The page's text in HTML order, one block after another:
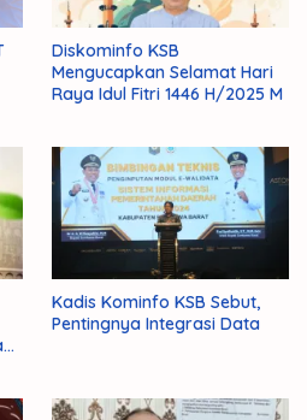
Diskominfo KSB
Mengucapkan Selamat Hari
Raya Idul Fitri 1446 H/2025 M
Kadis Kominfo KSB Sebut,
Pentingnya Integrasi Data